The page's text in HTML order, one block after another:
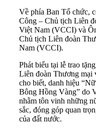
Về phía Ban Tổ chức,
Công – Chủ tịch Liên
Việt Nam (VCCI) và
Chủ tịch Liên đoàn
Nam (VCCI).
Phát biểu tại lễ trao
Liên đoàn Thương
cho biết, danh hiệu
Bông Hồng Vàng” do
nhằm tôn vinh những
sắc, đóng góp quan
của đất nước.